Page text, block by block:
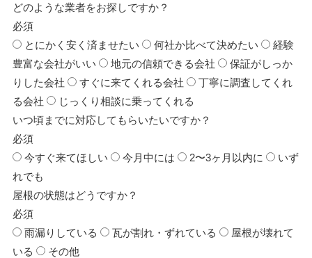
どのような業者をお探しですか？
必須
とにかく安く済ませたい
何社か比べて決めたい
経験
豊富な会社がいい
地元の信頼できる会社
保証がしっか
りした会社
すぐに来てくれる会社
丁寧に調査してくれ
る会社
じっくり相談に乗ってくれる
いつ頃までに対応してもらいたいですか？
必須
今すぐ来てほしい
今月中には 2〜3ヶ月以内に
いず
れでも
屋根の状態はどうですか？
必須
雨漏りしている
瓦が割れ・ずれている
屋根が壊れて
いる
その他